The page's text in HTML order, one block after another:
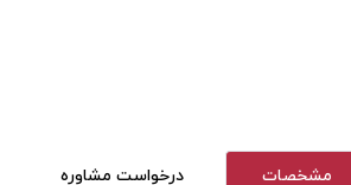
مشخصات درخواست مشاوره